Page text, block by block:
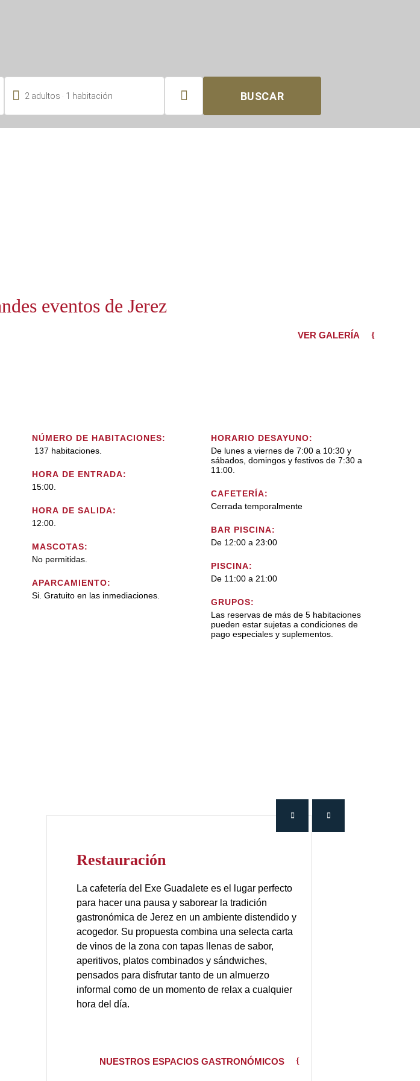
 2 adultos 1 habitación  BUSCAR
eventos de Jerez
VER GALERÍA
NÚMERO DE HABITACIONES:
137 habitaciones.
HORA DE ENTRADA:
15:00.
HORA DE SALIDA:
12:00.
MASCOTAS:
No permitidas.
APARCAMIENTO:
Si. Gratuito en las inmediaciones.
HORARIO DESAYUNO:
De lunes a viernes de 7:00 a 10:30 y
sábados, domingos y festivos de 7:30 a
11:00.
CAFETERÍA:
Cerrada temporalmente
BAR PISCINA:
De 12:00 a 23:00
PISCINA:
De 11:00 a 21:00
GRUPOS:
Las reservas de más de 5 habitaciones
pueden estar sujetas a condiciones de
pago especiales y suplementos.
Restauración
La cafetería del Exe Guadalete es el lugar perfecto
para hacer una pausa y saborear la tradición
gastronómica de Jerez en un ambiente distendido y
acogedor. Su propuesta combina una selecta carta
de vinos de la zona con tapas llenas de sabor,
aperitivos, platos combinados y sándwiches,
pensados para disfrutar tanto de un almuerzo
informal como de un momento de relax a cualquier
hora del día.
NUESTROS ESPACIOS GASTRONÓMICOS